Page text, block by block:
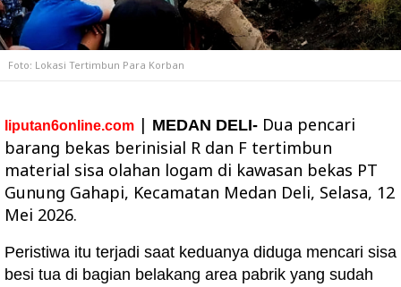
Foto: Lokasi Tertimbun Para Korban
liputan6online.com | MEDAN DELI- Dua pencari
barang bekas berinisial R dan F tertimbun
material sisa olahan logam di kawasan bekas PT
Gunung Gahapi, Kecamatan Medan Deli, Selasa, 12
Mei 2026.
Peristiwa itu terjadi saat keduanya diduga mencari sisa
besi tua di bagian belakang area pabrik yang sudah